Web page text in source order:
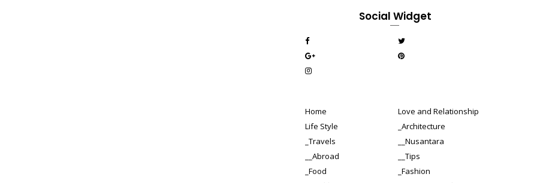
Social Widget
Home
Love and Relationship
Life Style
_Architecture
_Travels
__Nusantara
__Abroad
__Tips
_Food
_Fashion